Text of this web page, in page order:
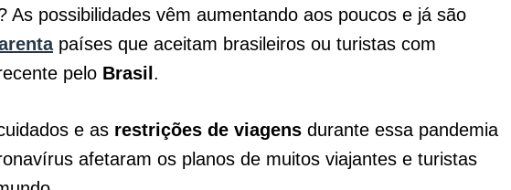
As possibilidades vêm aumentando aos poucos e já são
países que aceitam brasileiros ou turistas com
pelo Brasil .
e as restrições de viagens durante essa pandemia
afetaram os planos de muitos viajantes e turistas